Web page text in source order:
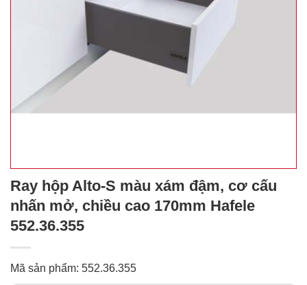
Ray hộp Alto-S màu xám đậm, cơ cấu
nhấn mở, chiều cao 170mm Hafele
552.36.355
Mã sản phẩm: 552.36.355